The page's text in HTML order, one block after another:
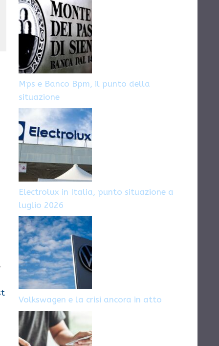
Mps e Banco Bpm, il punto della
situazione
Electrolux in Italia, punto situazione a
luglio 2026
Volkswagen e la crisi ancora in atto